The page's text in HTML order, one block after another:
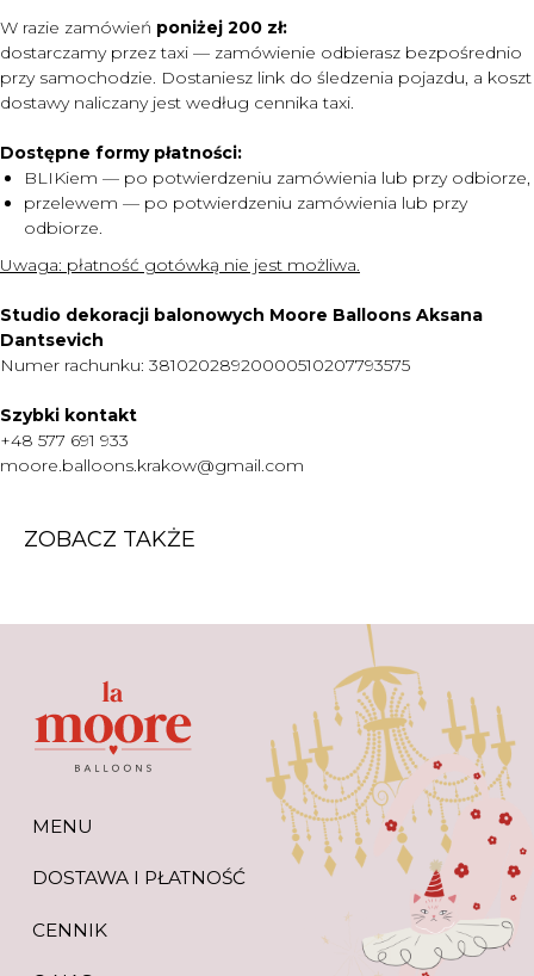
W razie zamówień poniżej 200 zł:
dostarczamy przez taxi — zamówienie odbierasz bezpośrednio
przy samochodzie. Dostaniesz link do śledzenia pojazdu, a koszt
dostawy naliczany jest według cennika taxi.
Dostępne formy płatności:
BLIKiem — po potwierdzeniu zamówienia lub przy odbiorze,
przelewem — po potwierdzeniu zamówienia lub przy
odbiorze.
Uwaga: płatność gotówką nie jest możliwa.
Studio dekoracji balonowych Moore Balloons Aksana
Dantsevich
Numer rachunku: 38102028920000510207793575
Szybki kontakt
+48 577 691 933
moore.balloons.krakow@gmail.com
ZOBACZ TAKŻE
KONTAKT
O NAS
CENNIK
WARTO WIEDZIEĆ